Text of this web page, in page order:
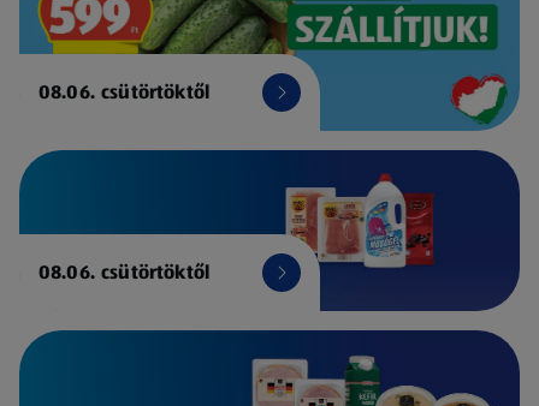
08.06. csütörtöktől
08.06. csütörtöktől